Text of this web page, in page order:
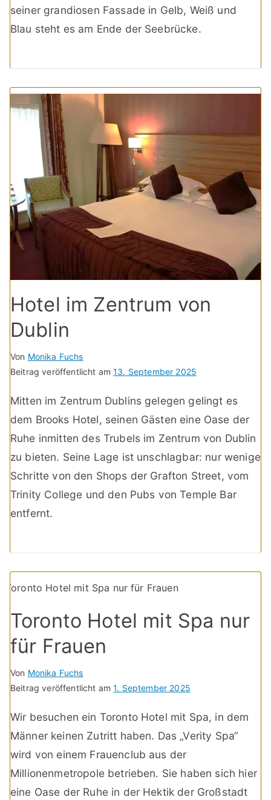
seiner grandiosen Fassade in Gelb, Weiß und
Blau steht es am Ende der Seebrücke.
Hotel im Zentrum von
Dublin
Von Monika Fuchs
Beitrag veröffentlicht am13. September 2025
Mitten im Zentrum Dublins gelegen gelingt es
dem Brooks Hotel, seinen Gästen eine Oase der
Ruhe inmitten des Trubels im Zentrum von Dublin
zu bieten. Seine Lage ist unschlagbar: nur wenige
Schritte von den Shops der Grafton Street, vom
Trinity College und den Pubs von Temple Bar
entfernt.
Toronto Hotel mit Spa nur
für Frauen
Von Monika Fuchs
Beitrag veröffentlicht am1. September 2025
Wir besuchen ein Toronto Hotel mit Spa, in dem
Männer keinen Zutritt haben. Das „Verity Spa“
wird von einem Frauenclub aus der
Millionenmetropole betrieben. Sie haben sich hier
eine Oase der Ruhe in der Hektik der Großstadt